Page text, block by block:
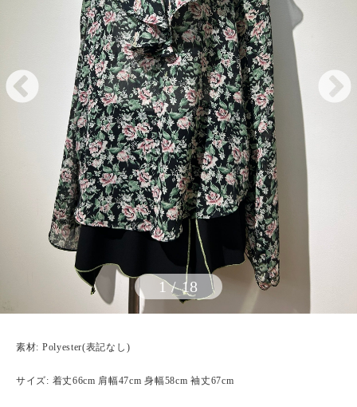
1/18
素材: Polyester(表記なし)
サイズ: 着丈66cm 肩幅47cm 身幅58cm 袖丈67cm